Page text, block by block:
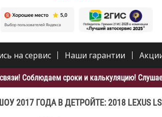
на сервис Наши гарантии
Соблюдаем сроки и калькуляцию!
2017 ГОДА В ДЕТРОЙТЕ: 2018 LEXUS